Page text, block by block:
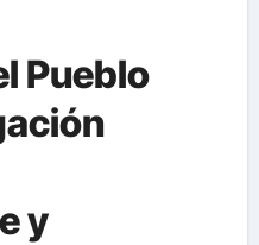
Pueblo
y